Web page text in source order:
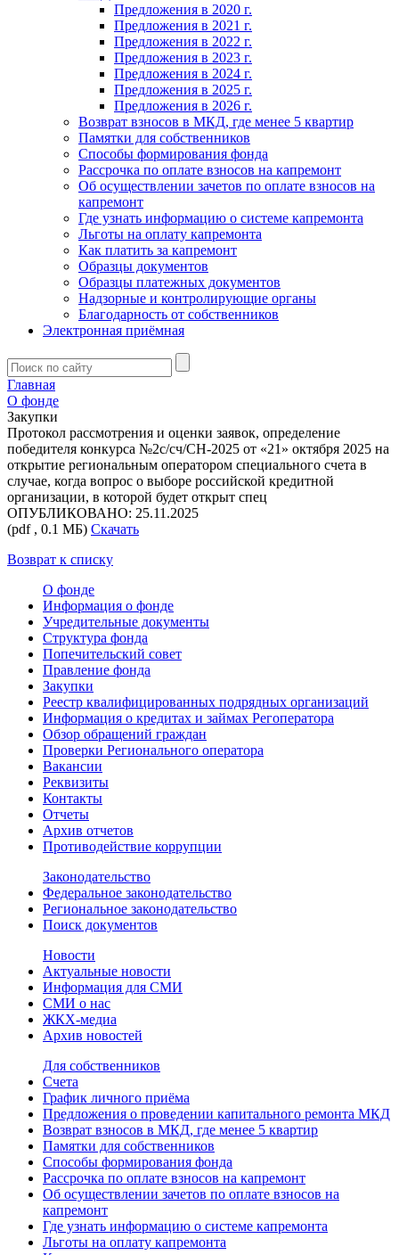
Предложения в 2020 г.
Предложения в 2021 г.
Предложения в 2022 г.
Предложения в 2023 г.
Предложения в 2024 г.
Предложения в 2025 г.
Предложения в 2026 г.
Возврат взносов в МКД, где менее 5 квартир
Памятки для собственников
Способы формирования фонда
Рассрочка по оплате взносов на капремонт
Об осуществлении зачетов по оплате взносов на
капремонт
Где узнать информацию о системе капремонта
Льготы на оплату капремонта
Как платить за капремонт
Образцы документов
Образцы платежных документов
Надзорные и контролирующие органы
Благодарность от собственников
Электронная приёмная
Главная
О фонде
Закупки
Протокол рассмотрения и оценки заявок, определение
победителя конкурса №2с/сч/СН-2025 от «21» октября 2025 на
открытие региональным оператором специального счета в
случае, когда вопрос о выборе российской кредитной
организации, в которой будет открыт спец
ОПУБЛИКОВАНО: 25.11.2025
(pdf , 0.1 МБ) Скачать
Возврат к списку
О фонде
Информация о фонде
Учредительные документы
Структура фонда
Попечительский совет
Правление фонда
Закупки
Реестр квалифицированных подрядных организаций
Информация о кредитах и займах Регоператора
Обзор обращений граждан
Проверки Регионального оператора
Вакансии
Реквизиты
Контакты
Отчеты
Архив отчетов
Противодействие коррупции
Законодательство
Федеральное законодательство
Региональное законодательство
Поиск документов
Новости
Актуальные новости
Информация для СМИ
СМИ о нас
ЖКХ-медиа
Архив новостей
Для собственников
Счета
График личного приёма
Предложения о проведении капитального ремонта МКД
Возврат взносов в МКД, где менее 5 квартир
Памятки для собственников
Способы формирования фонда
Рассрочка по оплате взносов на капремонт
Об осуществлении зачетов по оплате взносов на
капремонт
Где узнать информацию о системе капремонта
Льготы на оплату капремонта